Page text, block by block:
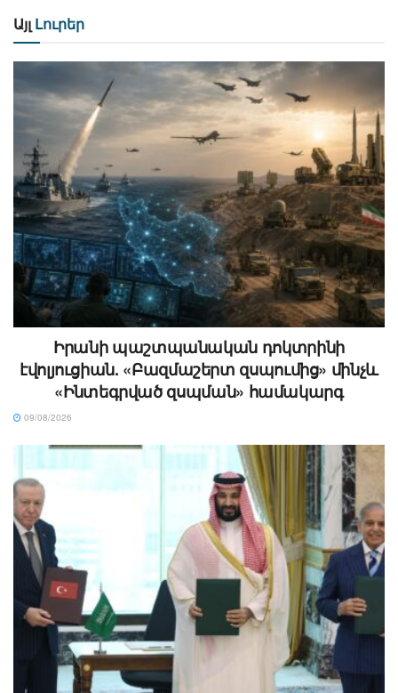
Այլ Լուրեր
Իրանի պաշտպանական դոկտրինի
էվոլյուցիան. «Բազմաշերտ զսպումից» մինչև
«Ինտեգրված զսպման» համակարգ
09/08/2026